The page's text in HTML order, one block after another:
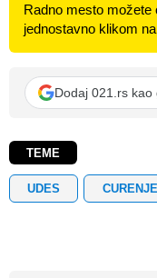
Radno mesto možete
jednostavno klikom
Dodaj 021.rs
TEME
UDES